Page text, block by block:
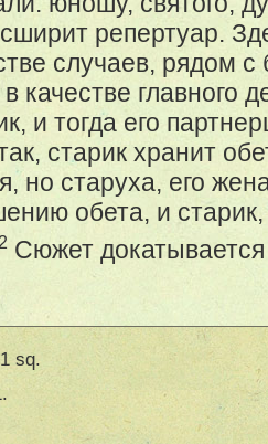
репертуар.
случаев, рядом
качестве главного
и тогда его
старик хранит
но старуха, его
обета, и
2 Сюжет
sq.